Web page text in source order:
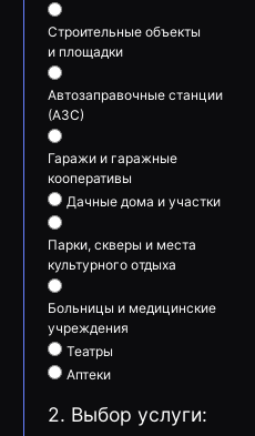
Строительные объекты
и площадки
Автозаправочные станции
(АЗС)
Гаражи и гаражные
кооперативы
Дачные дома и участки
Парки, скверы и места
культурного отдыха
Больницы и медицинские
учреждения
Театры
Аптеки
2. Выбор услуги: